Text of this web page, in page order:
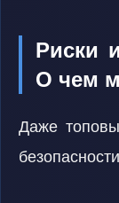
Риски
О чем
Даже